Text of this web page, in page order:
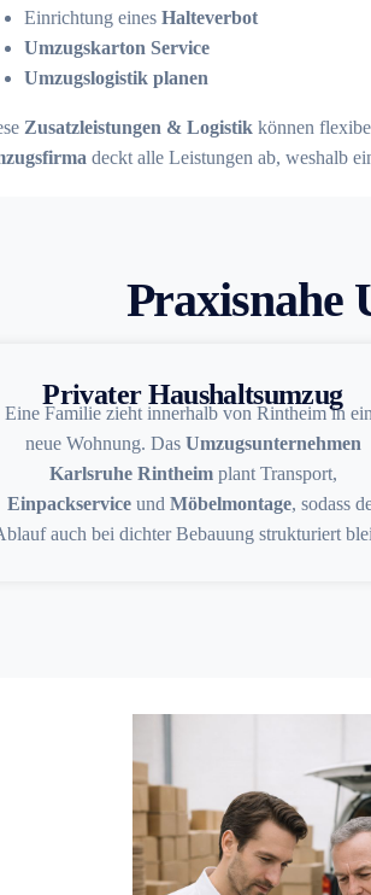
Einrichtung eines Halteverbot
Umzugskarton Service
Umzugslogistik planen
Zusatzleistungen & Logistik können
deckt alle Leistungen ab, weshalb
Praxisnahe
Privater Haushaltsumzug
Eine Familie zieht innerhalb von Rintheim in
neue Wohnung. Das Umzugsunternehmen
Karlsruhe Rintheimplant Transport,
Einpackserviceund Möbelmontage, sodass
auch bei dichter Bebauung strukturiert